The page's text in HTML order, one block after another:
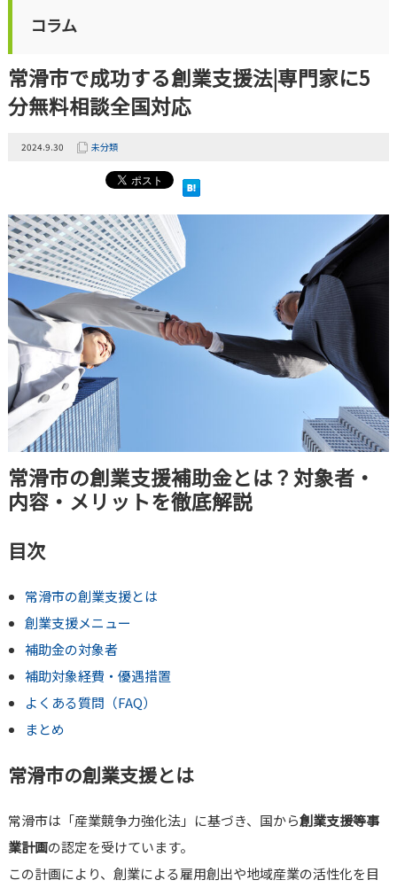
コラム
常滑市で成功する創業支援法|専門家に5
分無料相談全国対応
2024.9.30 未分類
常滑市の創業支援補助金とは？対象者・
内容・メリットを徹底解説
目次
常滑市の創業支援とは
創業支援メニュー
補助金の対象者
補助対象経費・優遇措置
よくある質問（FAQ）
まとめ
常滑市の創業支援とは
常滑市は「産業競争力強化法」に基づき、国から創業支援等事
業計画の認定を受けています。
この計画により、創業による雇用創出や地域産業の活性化を目